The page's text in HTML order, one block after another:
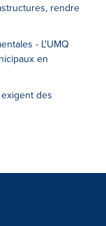
rendre
- L'UMQ
en
des